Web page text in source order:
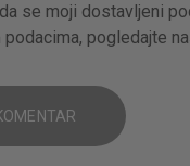
se moji dostavljeni
podacima, pogledajte